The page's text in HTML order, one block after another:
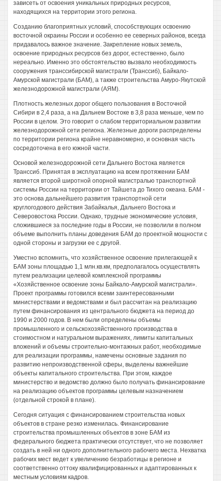
зависеть от освоения уникальных природных ресурсов,
находящихся на территории этого региона.
Созданию благоприятных условий, способствующих освоению
восточной окраины России и особенно ее северных районов, всегда
придавалось важное значение. Закрепление новых земель,
освоение природных ресурсов без дорог, естественно, было
нереально. Именно это обстоятельство вызвало необходимость
сооружения транссибирской магистрали (Транссиб), Байкало-
Амурской магистрали (БАМ), а также строительства Амуро-Якутской
железнодорожной магистрали (АЯМ).
Плотность железных дорог общего пользования в Восточной
Сибири в 2,4 раза, а на Дальнем Востоке в 3,8 раза меньше, чем по
России в целом. Это говорит о слабом территориальном развитии
железнодорожной сети региона. Железные дороги распределены
по территории региона крайне неравномерно, и основная часть
сосредоточена в его южной части.
Основой железнодорожной сети Дальнего Востока является
Транссиб. Принятая в эксплуатацию на всем протяжении БАМ
является второй широтной опорной магистралью транспортной
системы России на территории от Тайшета до Тихого океана. БАМ -
это основа дальнейшего развития транспортной сети
круглогодового действия Забайкалья, Дальнего Востока и
Северовостока России. Однако, трудные экономические условия,
сложившиеся за последние годы в России, не позволили в полном
объеме выполнить планы доведения БАМ до проектной мощности с
одной стороны и загрузки ее с другой.
Уместно вспомнить, что хозяйственное освоение прилегающей к
БАМ зоны площадью 1,1 млн.кв.км, предполагалось осуществлять
путем реализации целевой комплексной программы
«Хозяйственное освоение зоны Байкало-Амурской магистрали».
Проект программы готовился всеми заинтересованными
министерствами и ведомствами и был рассчитан на реализацию
путем финансирования из центрального бюджета на период до
1990 и 2000 годов. В нем были определены объемы
промышленного и сельскохозяйственного производства в
стоимостном и натуральном выражениях, лимиты капитальных
вложений и объемы строительно-монтажных работ, необходимые
для реализации программы, намечены основные задания по
развитию непроизводственной сферы, выделены важнейшие
объекты капитального строительства. При этом, каждое
министерство и ведомство должно было получать финансирование
на реализацию объектов программы целевым назначением
(отдельной строкой в плане).
Сегодня ситуация с финансированием строительства новых
объектов в стране резко изменилась. Финансирование
строительства промышленных объектов в зоне БАМ из
федерального бюджета практически отсутствует, что не позволяет
создать в ней ни одного дополнительного рабочего места. Нехватка
рабочих мест ведет к увеличению безработицы в регионе и
соответственно оттоку квалифицированных и адаптированных к
местным условиям кадров.